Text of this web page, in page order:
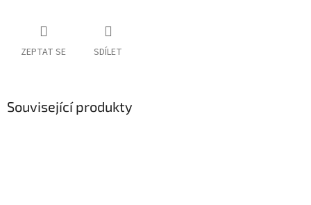
ZEPTAT SE SDÍLET
Související produkty